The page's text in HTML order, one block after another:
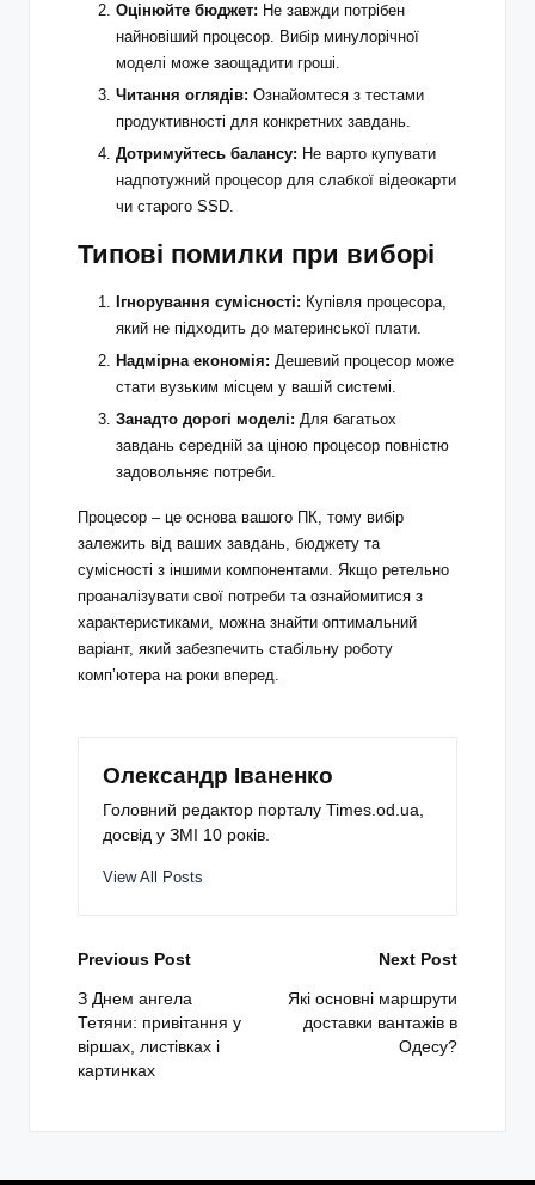
Оцінюйте бюджет: Не завжди потрібен
найновіший процесор. Вибір минулорічної
моделі може заощадити гроші.
Читання оглядів: Ознайомтеся з тестами
продуктивності для конкретних завдань.
Дотримуйтесь балансу: Не варто купувати
надпотужний процесор для слабкої відеокарти
чи старого SSD.
Типові помилки при виборі
Ігнорування сумісності: Купівля процесора,
який не підходить до материнської плати.
Надмірна економія: Дешевий процесор може
стати вузьким місцем у вашій системі.
Занадто дорогі моделі: Для багатьох
завдань середній за ціною процесор повністю
задовольняє потреби.
Процесор – це основа вашого ПК, тому вибір
залежить від ваших завдань, бюджету та
сумісності з іншими компонентами. Якщо ретельно
проаналізувати свої потреби та ознайомитися з
характеристиками, можна знайти оптимальний
варіант, який забезпечить стабільну роботу
комп’ютера на роки вперед.
Олександр Іваненко
Головний редактор порталу Times.od.ua,
досвід у ЗМІ 10 років.
View All Posts
Post
navigation
Previous Post
З Днем ангела
Тетяни: привітання у
віршах, листівках і
картинках
Next Post
Які основні маршрути
доставки вантажів в
Одесу?